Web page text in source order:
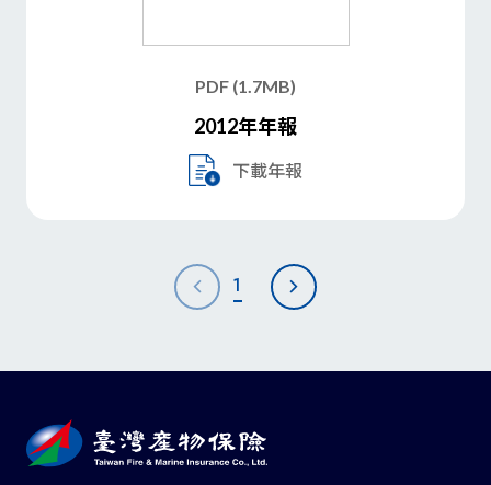
PDF (1.7MB)
2012年年報
下載年報
1